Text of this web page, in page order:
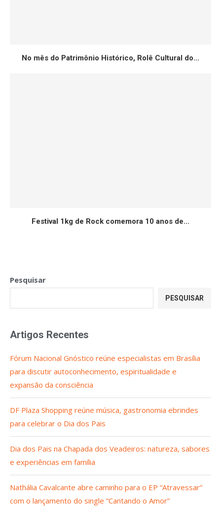
No mês do Patrimônio Histórico, Rolê Cultural do...
Festival 1kg de Rock comemora 10 anos de...
Pesquisar
PESQUISAR
Artigos Recentes
Fórum Nacional Gnóstico reúne especialistas em Brasília
para discutir autoconhecimento, espiritualidade e
expansão da consciência
DF Plaza Shopping reúne música, gastronomia ebrindes
para celebrar o Dia dos Pais
Dia dos Pais na Chapada dos Veadeiros: natureza, sabores
e experiências em família
Nathália Cavalcante abre caminho para o EP “Atravessar”
com o lançamento do single “Cantando o Amor”